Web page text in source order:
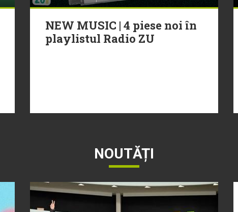
NEW MUSIC | 4 piese noi în
playlistul Radio ZU
NOUTĂȚI